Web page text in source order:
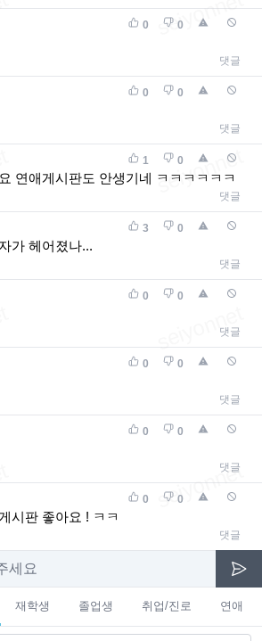
0 0
댓글
0 0
댓글
1 0
연애게시판도 안생기네 ㅋㅋㅋㅋㅋㅋ
댓글
3 0
가 헤어졌나...
댓글
0 0
댓글
0 0
댓글
0 0
댓글
0 0
시판 좋아요 ! ㅋㅋ
댓글
재학생 졸업생 취업/진로 연애